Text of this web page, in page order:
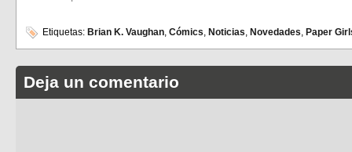
Etiquetas: Brian K. Vaughan, Cómics, Noticias, Novedades, Paper
Deja un comentario